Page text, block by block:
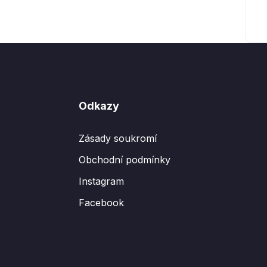
Odkazy
Zásady soukromí
Obchodní podmínky
Instagram
Facebook